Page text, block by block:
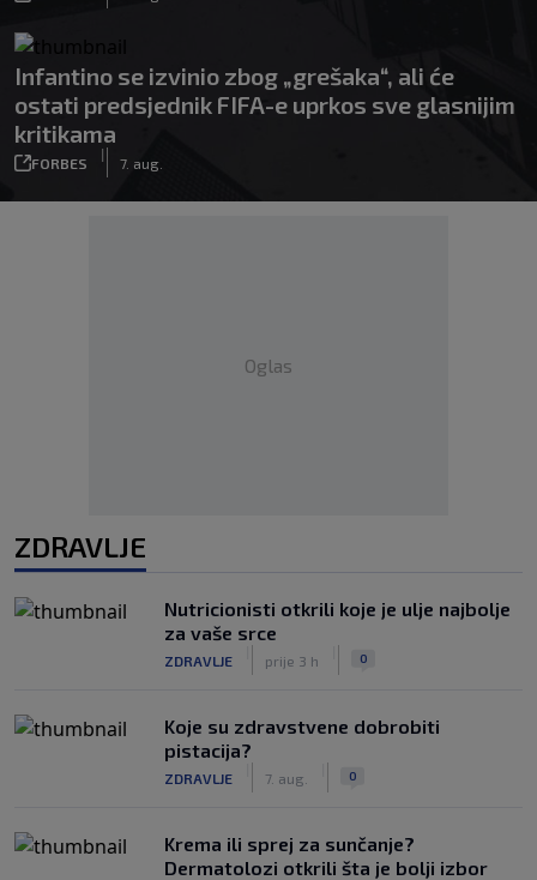
Infantino se izvinio zbog „grešaka“, ali će
ostati predsjednik FIFA-e uprkos sve glasnijim
kritikama
FORBES
|
7. aug.
Oglas
ZDRAVLJE
Nutricionisti otkrili koje je ulje najbolje
za vaše srce
ZDRAVLJE prije 3 h 0
Koje su zdravstvene dobrobiti
pistacija?
ZDRAVLJE 7. aug. 0
Krema ili sprej za sunčanje?
Dermatolozi otkrili šta je bolji izbor